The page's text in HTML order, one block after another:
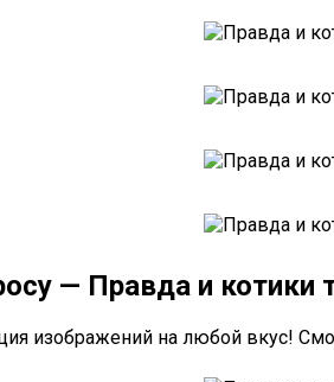
— Правда и котики
изображений на любой вкус!